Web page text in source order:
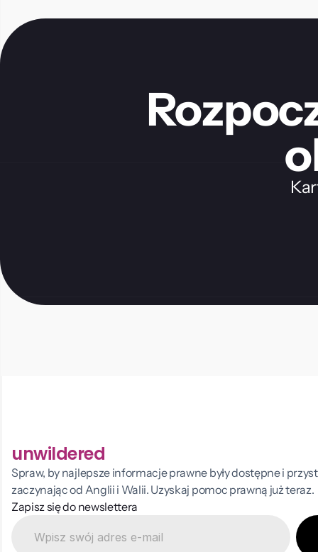
unwildered
Spraw, by najlepsze informacje prawne były dostępne i
zaczynając od Anglii i Walii. Uzyskaj pomoc prawną już teraz.
Zapisz się do newslettera